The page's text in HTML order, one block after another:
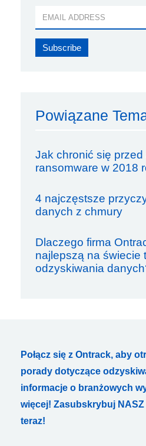
Powiązane
Jak chronić się przed
ransomware w 2018
4 najczęstsze
danych z chmury
Dlaczego firma
najlepszą na świecie
odzyskiwania
Połącz się z Ontrack, aby
porady dotyczące
informacje o branżowych
więcej! Zasubskrybuj NASZ
teraz!